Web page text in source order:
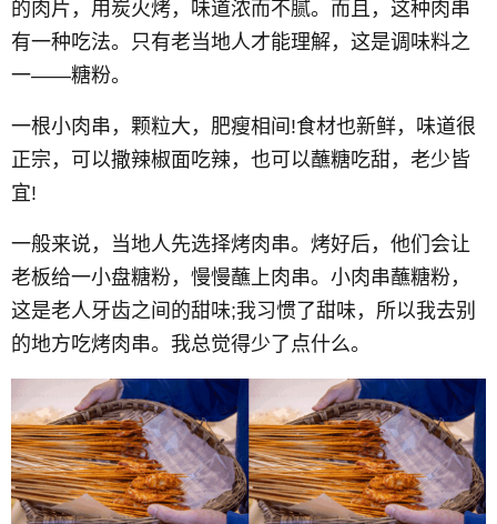
的肉片，用炭火烤，味道浓而不腻。而且，这种肉串
有一种吃法。只有老当地人才能理解，这是调味料之
一——糖粉。
一根小肉串，颗粒大，肥瘦相间!食材也新鲜，味道很
正宗，可以撒辣椒面吃辣，也可以蘸糖吃甜，老少皆
宜!
一般来说，当地人先选择烤肉串。烤好后，他们会让
老板给一小盘糖粉，慢慢蘸上肉串。小肉串蘸糖粉，
这是老人牙齿之间的甜味;我习惯了甜味，所以我去别
的地方吃烤肉串。我总觉得少了点什么。